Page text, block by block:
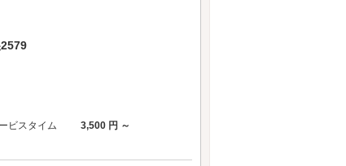
ビスタイム
3,500 円 ～